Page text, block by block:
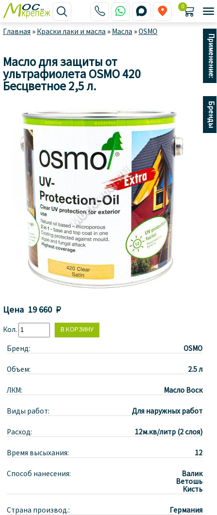
    
0 
Главная » Краски лаки и масла » Масла »OSMO
Применение:
Бренды
Масло для защиты от
ультрафиолета OSMO 420
Бесцветное 2,5 л.
Цена 19 660 
Кол.
Бренд: OSMO
Объем: 2.5 л
ЛКМ: Масло Воск
Виды работ: Для наружных работ
Расход: 12м.кв/литр (2 слоя)
Время высыхания: 12
Способ нанесения:
Валик
Ветошь
Кисть
Страна производ.: Германия